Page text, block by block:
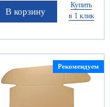
В корзину
Купить
в 1 клик
Рекомендуем